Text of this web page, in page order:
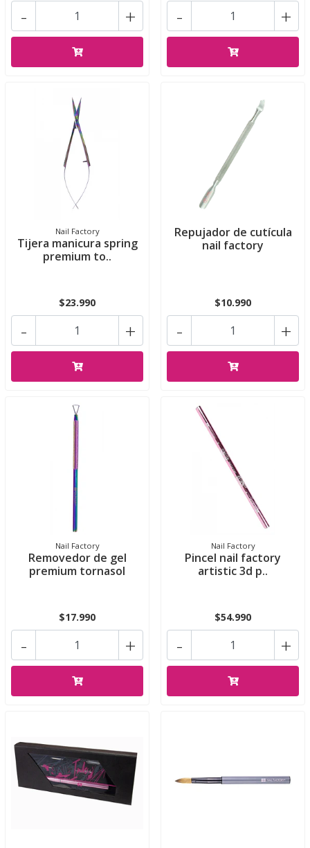
+
- +
-
Nail Factory
Tijera manicura spring
premium to..
$23.990
+
-
Repujador de cutícula
nail factory
$10.990
+
-
Nail Factory
Removedor de gel
premium tornasol
$17.990
+
-
Nail Factory
Pincel nail factory
artistic 3d p..
$54.990
+
-